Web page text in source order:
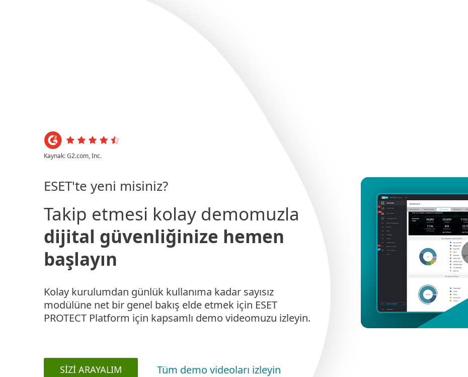
Kaynak: G2.com, Inc.
ESET'te yeni misiniz?
Takip etmesi kolay demomuzla
dijital güvenliğinize hemen
başlayın
Kolay kurulumdan günlük kullanıma kadar sayısız
modülüne net bir genel bakış elde etmek için ESET
PROTECT Platform için kapsamlı demo videomuzu izleyin.
SIZI ARAYALIM Tüm demo videoları izleyin